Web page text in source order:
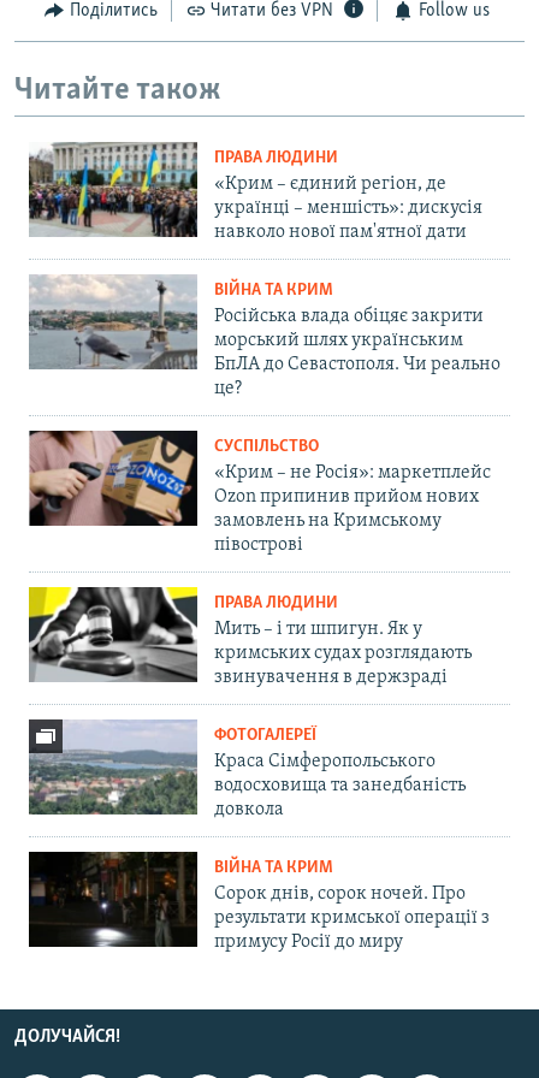
Поділитись Читати без VPN Follow us
Читайте також
ПРАВА ЛЮДИНИ
«Крим – єдиний регіон, де
українці – меншість»: дискусія
навколо нової пам'ятної дати
ВІЙНА ТА КРИМ
Російська влада обіцяє закрити
морський шлях українським
БпЛА до Севастополя. Чи реально
це?
СУСПІЛЬСТВО
«Крим – не Росія»: маркетплейс
Ozon припинив прийом нових
замовлень на Кримському
півострові
ПРАВА ЛЮДИНИ
Мить – і ти шпигун. Як у
кримських судах розглядають
звинувачення в держзраді
ФОТОГАЛЕРЕЇ
Краса Сімферопольського
водосховища та занедбаність
довкола
ВІЙНА ТА КРИМ
Сорок днів, сорок ночей. Про
результати кримської операції з
примусу Росії до миру
ДОЛУЧАЙСЯ!